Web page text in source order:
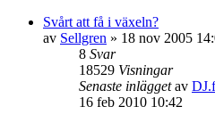
Svårt att få i växeln?
av Sellgren » 18 nov 2005
8 Svar
18529 Visningar
Senaste inläggetav
16 feb 2010 10:42